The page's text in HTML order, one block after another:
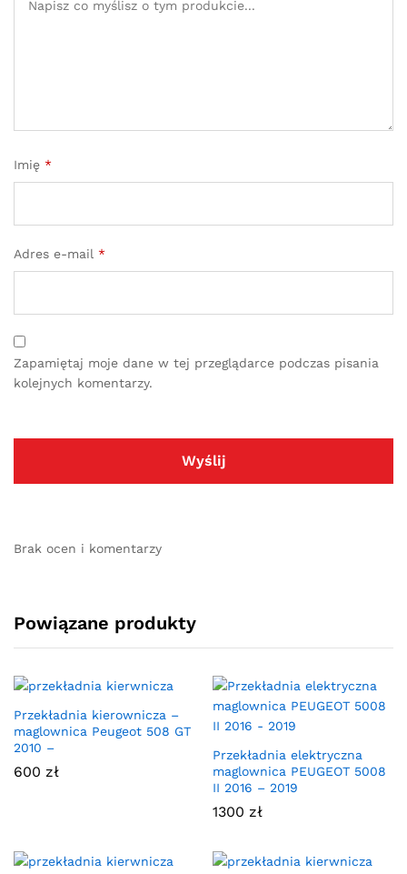
Imię *
Adres e-mail *
Zapamiętaj moje dane w tej przeglądarce podczas pisania
kolejnych komentarzy.
Brak ocen i komentarzy
Powiązane produkty
Przekładnia kierownicza –
maglownica Peugeot 508 GT
2010 –
600 zł
Przekładnia elektryczna
maglownica PEUGEOT 5008
II 2016 – 2019
1300 zł